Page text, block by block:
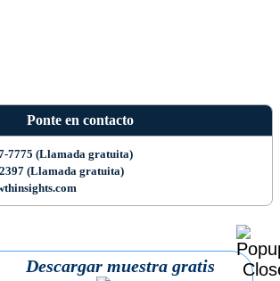
Ponte en contacto
7775 (Llamada gratuita)
(Llamada gratuita)
Descargar muestra gratis